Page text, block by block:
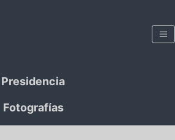
Presidencia
Fotografías